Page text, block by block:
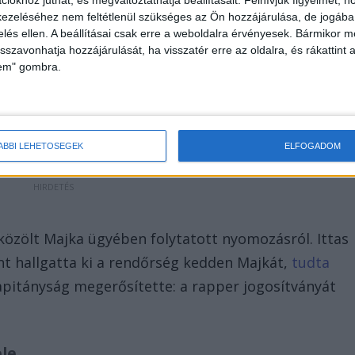
nem feltétlenül szükséges az Ön hozzájárulása, de
ellen. A beállításai csak erre a weboldalra érvényesek. Bármikor
hozzájárulását, ha visszatér erre az oldalra, és rákattint
gombra.
LEHETŐSÉGEK ELFOGADOM
és pörgős év végén, egy koccintás után tegnap
éreztem magam becsípve se. Inkább
a rendőrök igazoltattak, mielőtt bármi
a következményeket vállalom. Sajnálom,
a rapper.
Majka ügyében folytatott nyomozásról. Ittas
hallgatta ki a rendőrség kedden Majkát, tudta
megerősítette: a rapper jogosítványát